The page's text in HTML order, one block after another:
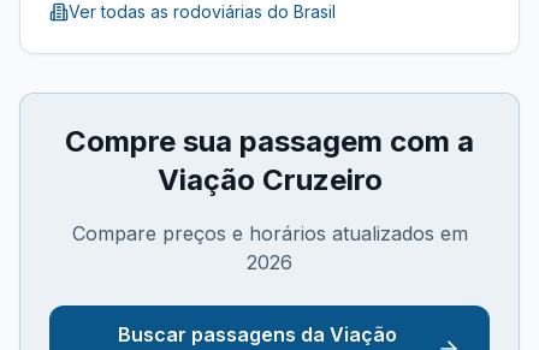
Ver todas as rodoviárias do Brasil
Compre sua passagem com a
Viação Cruzeiro
Compare preços e horários atualizados em
2026
Buscar passagens daViação